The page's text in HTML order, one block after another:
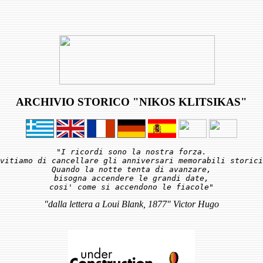
ARCHIVIO STORICO "NIKOS KLITSIKAS"
"I ricordi sono la nostra forza.
di cancellare gli anniversari memorabili
Quando la notte tenta di avanzare,
bisogna accendere le grandi date,
"dalla lettera a Loui Blank, 1877" Victor Hugo